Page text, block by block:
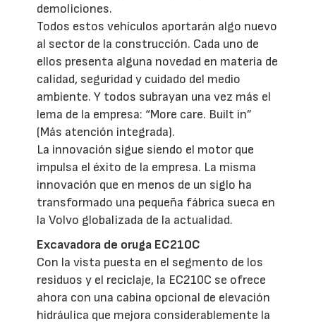
demoliciones.
Todos estos vehículos aportarán algo nuevo
al sector de la construcción. Cada uno de
ellos presenta alguna novedad en materia de
calidad, seguridad y cuidado del medio
ambiente. Y todos subrayan una vez más el
lema de la empresa: “More care. Built in”
(Más atención integrada).
La innovación sigue siendo el motor que
impulsa el éxito de la empresa. La misma
innovación que en menos de un siglo ha
transformado una pequeña fábrica sueca en
la Volvo globalizada de la actualidad.
Excavadora de oruga EC210C
Con la vista puesta en el segmento de los
residuos y el reciclaje, la EC210C se ofrece
ahora con una cabina opcional de elevación
hidráulica que mejora considerablemente la